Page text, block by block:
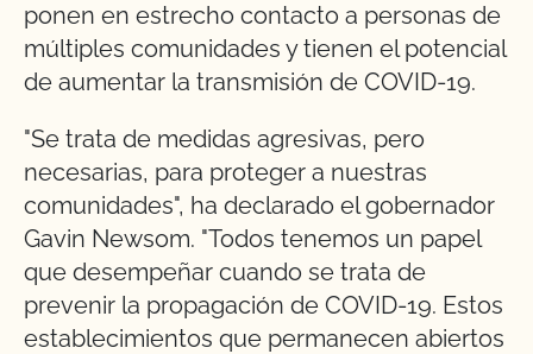
ponen en estrecho contacto a personas de
múltiples comunidades y tienen el potencial
de aumentar la transmisión de COVID-19.
"Se trata de medidas agresivas, pero
necesarias, para proteger a nuestras
comunidades", ha declarado el gobernador
Gavin Newsom. "Todos tenemos un papel
que desempeñar cuando se trata de
prevenir la propagación de COVID-19. Estos
establecimientos que permanecen abiertos